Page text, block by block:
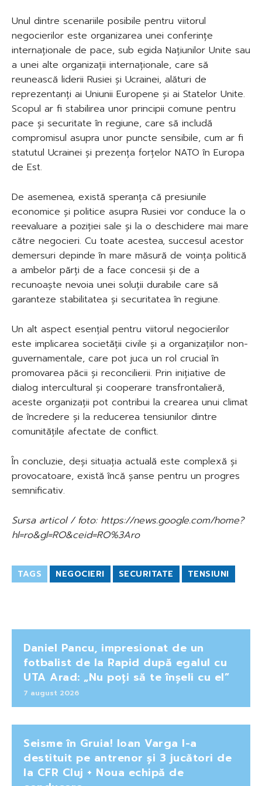
Unul dintre scenariile posibile pentru viitorul
negocierilor este organizarea unei conferințe
internaționale de pace, sub egida Națiunilor Unite sau
a unei alte organizații internaționale, care să
reunească liderii Rusiei și Ucrainei, alături de
reprezentanți ai Uniunii Europene și ai Statelor Unite.
Scopul ar fi stabilirea unor principii comune pentru
pace și securitate în regiune, care să includă
compromisul asupra unor puncte sensibile, cum ar fi
statutul Ucrainei și prezența forțelor NATO în Europa
de Est.
De asemenea, există speranța că presiunile
economice și politice asupra Rusiei vor conduce la o
reevaluare a poziției sale și la o deschidere mai mare
către negocieri. Cu toate acestea, succesul acestor
demersuri depinde în mare măsură de voința politică
a ambelor părți de a face concesii și de a
recunoaște nevoia unei soluții durabile care să
garanteze stabilitatea și securitatea în regiune.
Un alt aspect esențial pentru viitorul negocierilor
este implicarea societății civile și a organizațiilor non-
guvernamentale, care pot juca un rol crucial în
promovarea păcii și reconcilierii. Prin inițiative de
dialog intercultural și cooperare transfrontalieră,
aceste organizații pot contribui la crearea unui climat
de încredere și la reducerea tensiunilor dintre
comunitățile afectate de conflict.
În concluzie, deși situația actuală este complexă și
provocatoare, există încă șanse pentru un progres
semnificativ.
Sursa articol / foto: https://news.google.com/home?
hl=ro&gl=RO&ceid=RO%3Aro
TAGS NEGOCIERI SECURITATE TENSIUNI
Daniel Pancu, impresionat de un
fotbalist de la Rapid după egalul cu
UTA Arad: „Nu poți să te înșeli cu el”
7 august 2026
Seisme în Gruia! Ioan Varga l-a
destituit pe antrenor și 3 jucători de
la CFR Cluj + Noua echipă de